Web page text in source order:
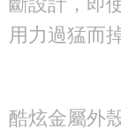
用力過猛而
酷炫金屬外